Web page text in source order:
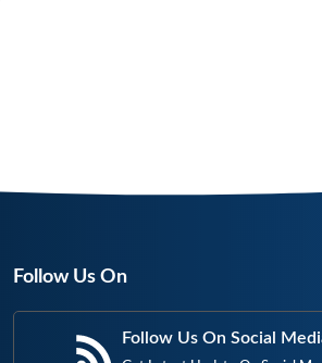
Follow Us On
Follow Us On Social